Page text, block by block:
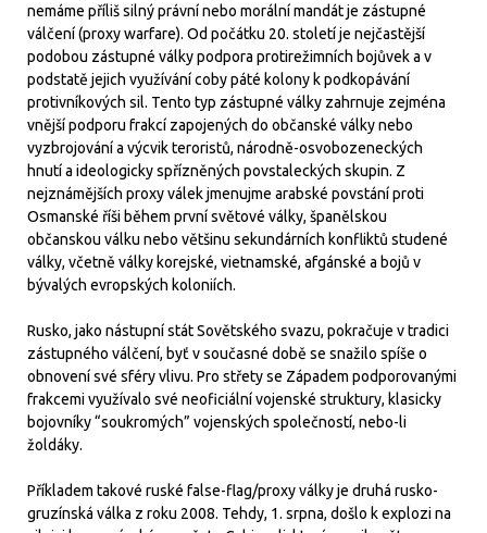
nemáme příliš silný právní nebo morální mandát je zástupné
válčení (proxy warfare). Od počátku 20. století je nejčastější
podobou zástupné války podpora protirežimních bojůvek a v
podstatě jejich využívání coby páté kolony k podkopávání
protivníkových sil. Tento typ zástupné války zahrnuje zejména
vnější podporu frakcí zapojených do občanské války nebo
vyzbrojování a výcvik teroristů, národně-osvobozeneckých
hnutí a ideologicky spřízněných povstaleckých skupin. Z
nejznámějších proxy válek jmenujme arabské povstání proti
Osmanské říši během první světové války, španělskou
občanskou válku nebo většinu sekundárních konfliktů studené
války, včetně války korejské, vietnamské, afgánské a bojů v
bývalých evropských koloniích.
Rusko, jako nástupní stát Sovětského svazu, pokračuje v tradici
zástupného válčení, byť v současné době se snažilo spíše o
obnovení své sféry vlivu. Pro střety se Západem podporovanými
frakcemi využívalo své neoficiální vojenské struktury, klasicky
bojovníky “soukromých” vojenských společností, nebo-li
žoldáky.
Příkladem takové ruské false-flag/proxy války je druhá rusko-
gruzínská válka z roku 2008. Tehdy, 1. srpna, došlo k explozi na